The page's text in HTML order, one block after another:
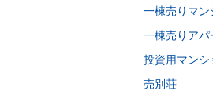
一棟売りマン
一棟売りアパ
投資用マンシ
売別荘